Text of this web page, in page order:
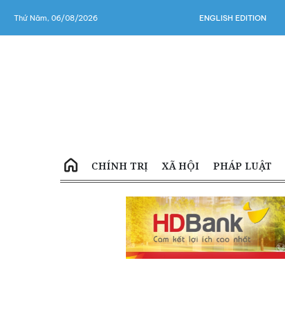
Thứ Năm, 06/08/2026 ENGLISH EDITION
CHÍNH TRỊ XÃ HỘI PHÁP LUẬT